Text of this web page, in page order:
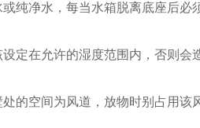
纯净水，每当水箱脱离底座后
定在允许的湿度范围内，否则会
的空间为风道，放物时别占用该